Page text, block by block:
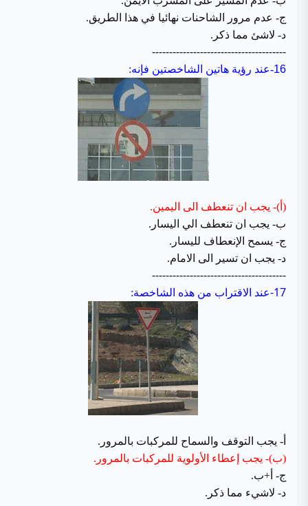
ج- عدم مرور الشاحنات نهائيا في هذا الطريق.
د- لاشئ مما ذكر.
---------------------------------------
16
-عند رؤية هاتين الشاخصتين فإنه:
(أ)- يجب ان تنعطف الى اليمين.
ب- يجب ان تنعطف الي اليسار.
ج- يسمح الإنعطاف لليسار.
د- يجب ان تسير الى الامام.
---------------------------------------
17- عند الاقتراب من هذه الشاخصة:
أ- يجب التوقف والسماح للمركبات بالمرور.
(ب)- يجب إعطاء الأولوية للمركبات بالمرور.
ج- أ+ب.
د- لاشيء مما ذكر.